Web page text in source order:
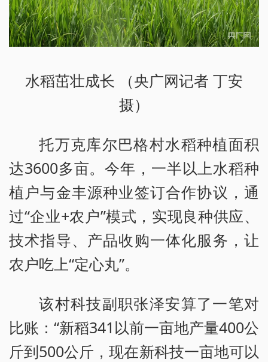
水稻茁壮成长 （央广网记者 丁安
摄）
托万克库尔巴格村水稻种植面积
达3600多亩。今年，一半以上水稻种
植户与金丰源种业签订合作协议，通
过“企业+农户”模式，实现良种供应、
技术指导、产品收购一体化服务，让
农户吃上“定心丸”。
该村科技副职张泽安算了一笔对
比账：“新稻341以前一亩地产量400公
斤到500公斤，现在新科技一亩地可以